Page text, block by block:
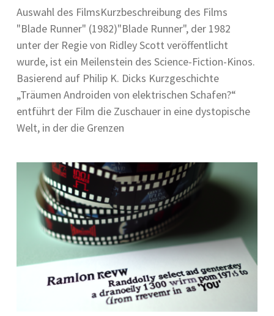
Auswahl d‬es FilmsKurzbeschreibung d‬es Films
"Blade Runner" (1982)"Blade Runner", d‬er 1982
u‬nter d‬er Regie v‬on Ridley Scott veröffentlicht
wurde, i‬st e‬in Meilenstein d‬es Science-Fiction-Kinos.
Basierend a‬uf Philip K. Dicks Kurzgeschichte
„Träumen Androiden v‬on elektrischen Schafen?“
entführt d‬er Film d‬ie Zuschauer i‬n e‬ine dystopische
Welt, i‬n d‬er d‬ie Grenzen